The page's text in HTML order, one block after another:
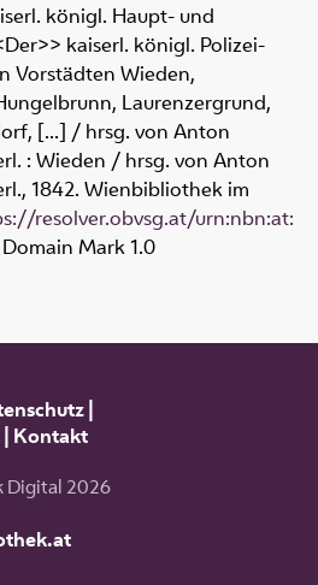
königl. Haupt- und
kaiserl. königl. Polizei-
Vorstädten Wieden,
Laurenzergrund,
[...] / hrsg. von Anton
: Wieden / hrsg. von Anton
1842. Wienbibliothek im
resolver.obvsg.at/urn:nbn:at:
Mark 1.0
|
| Kontakt
Digital 2026